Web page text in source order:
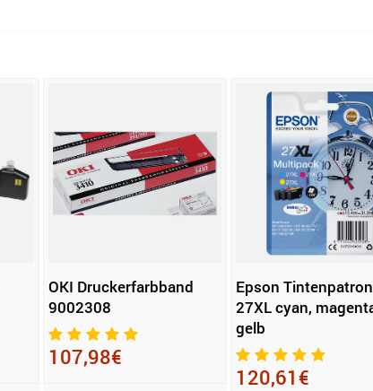
OKI Druckerfarbband
9002308
107,98€
Epson
27XL cyan,
gelb
120,61€